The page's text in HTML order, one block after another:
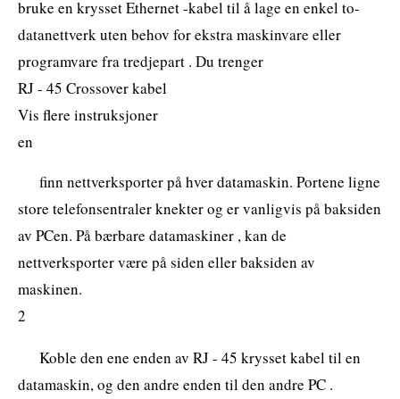
bruke en krysset Ethernet -kabel til å lage en enkel to-
datanettverk uten behov for ekstra maskinvare eller
programvare fra tredjepart . Du trenger
RJ - 45 Crossover kabel
Vis flere instruksjoner
en
finn nettverksporter på hver datamaskin. Portene ligne
store telefonsentraler knekter og er vanligvis på baksiden
av PCen. På bærbare datamaskiner , kan de
nettverksporter være på siden eller baksiden av
maskinen.
2
Koble den ene enden av RJ - 45 krysset kabel til en
datamaskin, og den andre enden til den andre PC .